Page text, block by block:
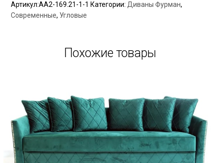
Артикул:АА2-169.21-1-1 Категории: Диваны Фурман,
Современные, Угловые
Похожие товары